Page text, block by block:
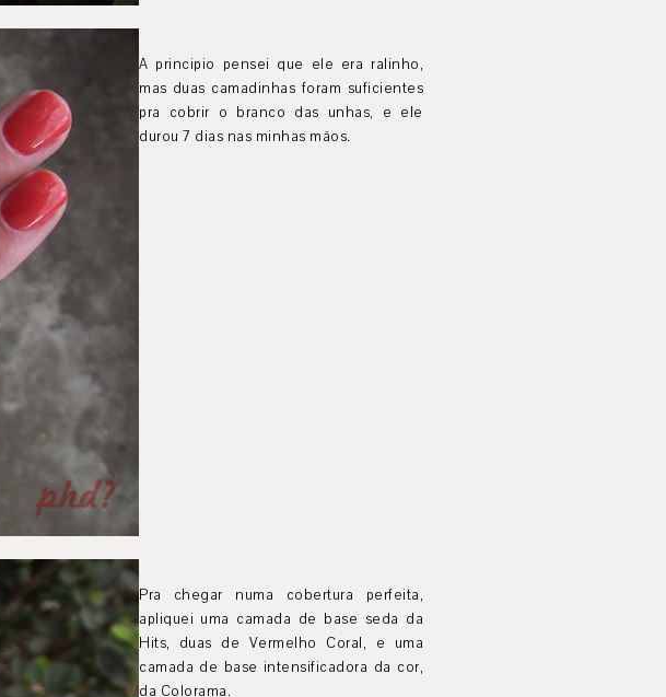
A principio pensei que ele era ralinho,
mas duas camadinhas foram suficientes
pra cobrir o branco das unhas, e ele
durou 7 dias nas minhas mãos.
Pra chegar numa cobertura perfeita,
apliquei uma camada de base seda da
Hits, duas de Vermelho Coral, e uma
camada de base intensificadora da cor,
da Colorama.